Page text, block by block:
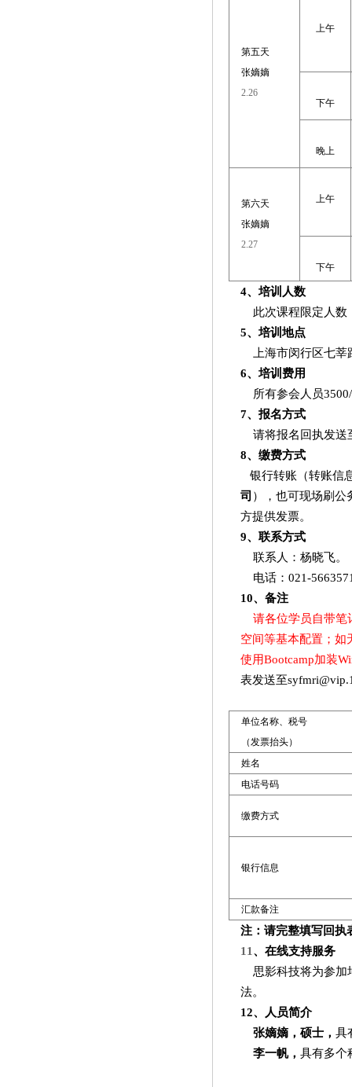
第五天
张嫡嫡
2.26
上午
下午
晚上
第六天
张嫡嫡
2.27
上午
下午
4、培训人数
此次课程限定人数
5、培训地点
上海市闵行区七
6、培训费用
所有参会人员3500/
7、报名方式
请将报名回执发送
8、缴费方式
银行转账（转账信
司 ），也可现场刷
方提供发票。
9、联系方式
联系人：杨晓飞。
电话： 021-
10、备注
请各位学员自带笔
空间等基本配置；如
使用Bootcamp加装
表发送至
单位名称、税号
（发票抬头）
姓名
电话号码
缴费方式
银行信息
汇款备注
注：请完整填写回执
11 、在线支持服务
思影科技将为参
法。
12、人员简介
张嫡嫡，硕士， 具
李一帆， 具有多个